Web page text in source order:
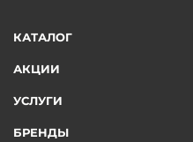
КАТАЛОГ
АКЦИИ
УСЛУГИ
БРЕНДЫ